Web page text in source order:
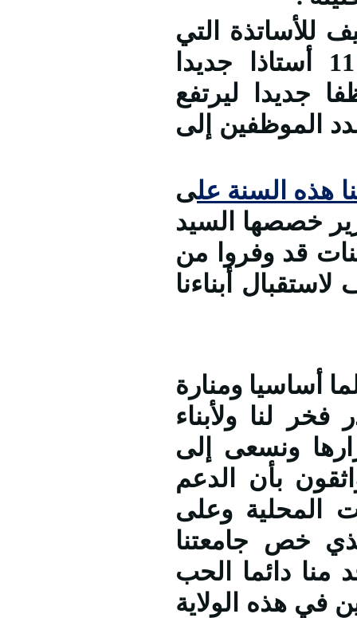
التي
ستمكن الكليات من الاستفادة من 11 أستاذا جديدا
توظيف قرابة 20 موظفا جديدا ليرتفع
782 أستاذا وعدد الموظفين إلى
هذه السنة على
جديدة تتسع لــــ 2000 سرير خصصها السيد
قد وفروا من
أبناءنا
أساسيا ومنارة
لنا ولأبناء
ونسعى إلى
بأن الدعم
المحلية وعلى
خص جامعتنا
منا دائما الحب
في هذه الولاية